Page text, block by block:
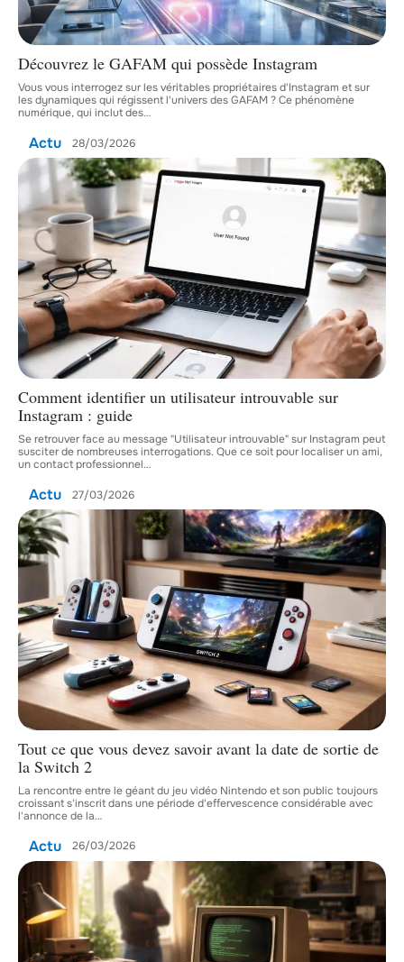
Découvrez le GAFAM qui possède Instagram
Vous vous interrogez sur les véritables propriétaires d'Instagram et sur
les dynamiques qui régissent l'univers des GAFAM ? Ce phénomène
numérique, qui inclut des…
Actu 28/03/2026
Comment identifier un utilisateur introuvable sur
Instagram : guide
Se retrouver face au message "Utilisateur introuvable" sur Instagram peut
susciter de nombreuses interrogations. Que ce soit pour localiser un ami,
un contact professionnel…
Actu 27/03/2026
Tout ce que vous devez savoir avant la date de sortie de
la Switch 2
La rencontre entre le géant du jeu vidéo Nintendo et son public toujours
croissant s'inscrit dans une période d'effervescence considérable avec
l'annonce de la…
Actu 26/03/2026